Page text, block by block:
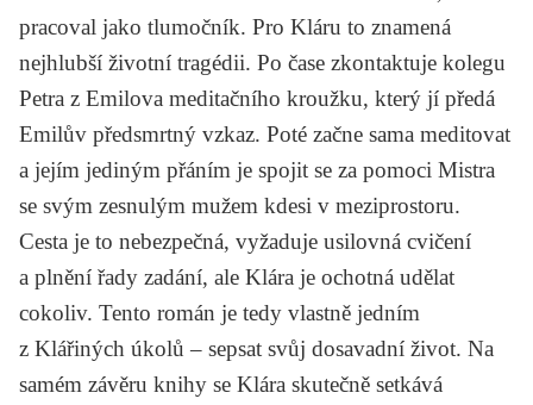
pracoval jako tlumočník. Pro Kláru to znamená
nejhlubší životní tragédii. Po čase zkontaktuje kolegu
Petra z Emilova meditačního kroužku, který jí předá
Emilův předsmrtný vzkaz. Poté začne sama meditovat
a jejím jediným přáním je spojit se za pomoci Mistra
se svým zesnulým mužem kdesi v meziprostoru.
Cesta je to nebezpečná, vyžaduje usilovná cvičení
a plnění řady zadání, ale Klára je ochotná udělat
cokoliv. Tento román je tedy vlastně jedním
z Klářiných úkolů – sepsat svůj dosavadní život. Na
samém závěru knihy se Klára skutečně setkává